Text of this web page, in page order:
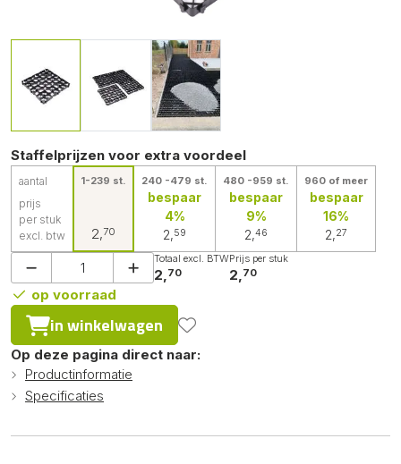
Staffelprijzen voor extra voordeel
aantal
prijs
per stuk
excl. btw
1-239 st.
2,70
240 -479 st.
bespaar
4%
2,59
480 -959 st.
bespaar
9%
2,46
960 of meer
bespaar
16%
2,27
Totaal excl. BTW
2,70
Prijs per stuk
2,70
op voorraad
in winkelwagen
Op deze pagina direct naar:
Productinformatie
Specificaties